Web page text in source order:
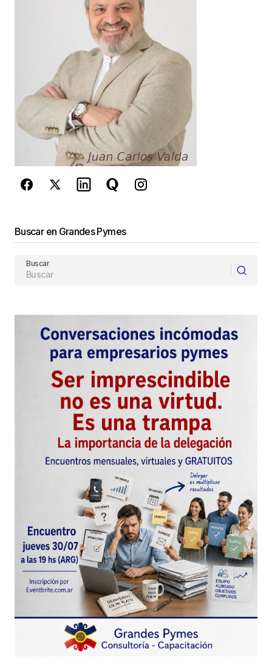
*
Guarda mi nombre, correo electrónico y web en
este navegador para la próxima vez que
comente.
Este sitio esta protegido por
reCAPTCHA y la Política de
privacidady losTérminos del servicio
de Googlese aplican.
Buscar en Grandes Pymes
Buscar